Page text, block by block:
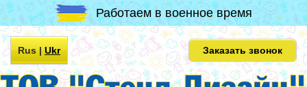
Работаем в военное время
Rus|Ukr Заказать звонок